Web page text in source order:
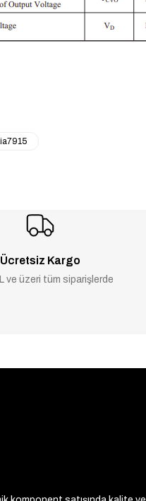
Ücretsiz Kargo
ve üzeri tüm siparişlerde